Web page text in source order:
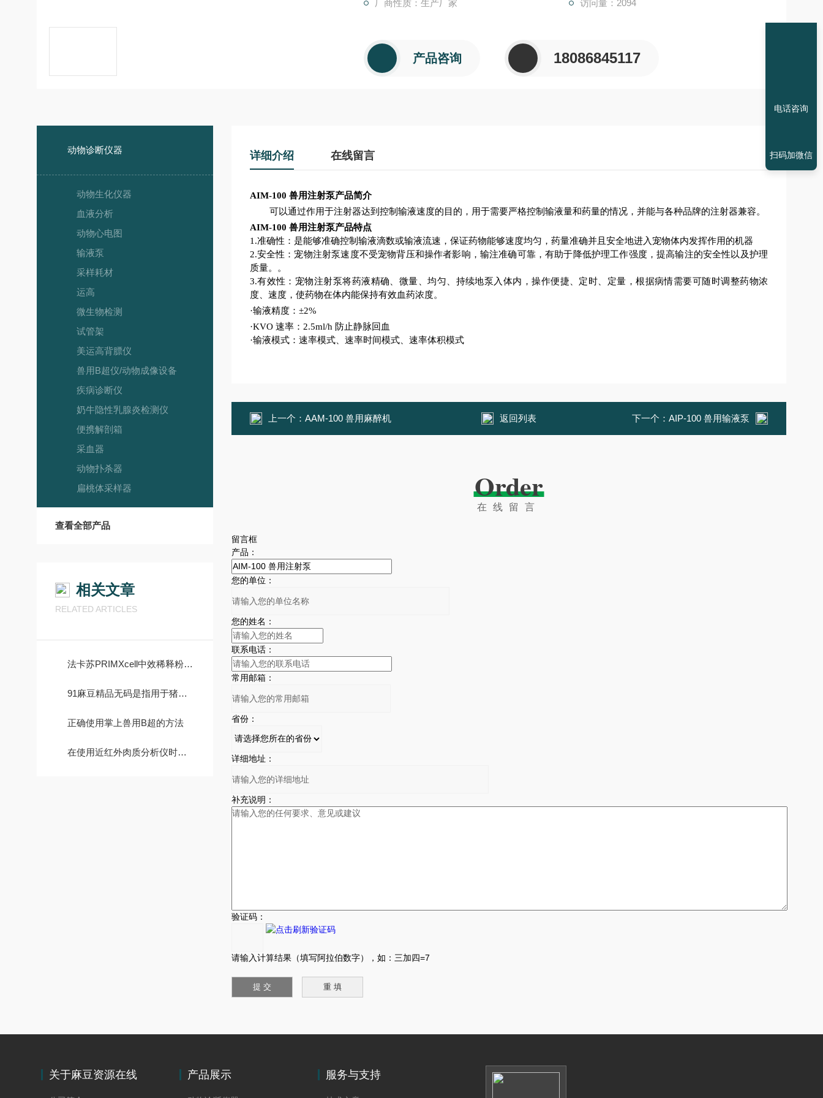
厂商性质：生产厂家 访问量：2094
产品咨询 18086845117
动物诊断仪器
动物生化仪器
血液分析
动物心电图
输液泵
采样耗材
运高
微生物检测
试管架
美运高背膘仪
兽用B超仪/动物成像设备
疾病诊断仪
奶牛隐性乳腺炎检测仪
便携解剖箱
采血器
动物扑杀器
扁桃体采样器
查看全部产品
相关文章
RELATED ARTICLES
法卡苏PRIMXcell中效稀释粉 猪用受精稀释粉详细说明
91麻豆精品无码是指用于猪仔断奶后的饲养设备
正确使用掌上兽用B超的方法
在使用近红外肉质分析仪时应注意什么？
详细介绍 在线留言
AIM-100 兽用注射泵产品简介
可以通过作用于注射器达到控制输液速度的目的，用于需要严格控制输液量和药量的情况， 并能与各种品牌的注射器兼容。
AIM-100 兽用注射泵产品特点
1.准确性： 是能够准确控制输液滴数或输液流速，保证药物能够速度均匀，药量准确并且安全地进入宠物体内发挥作用的机器
2.安全性：宠物注射泵速度不受宠物背压和操作者影响，输注准确可靠，有助于降低护理工作强度，提高输注的安全性以及护理
质量。。
3.有效性：宠物注射泵将药液精确、微量、均匀、持续地泵入体内，操作便捷、定时、定量，根据病情需要可随时调整药物浓
度、速度，使药物在体内能保持有效血药浓度。
·输液精度： ±2%
·KVO 速率：2.5ml/h 防止静脉回血
·输液模式：速率模式、速率时间模式、速率体积模式
上一个： AAM-100 兽用麻醉机 返回列表 下一个： AIP-100 兽用输液泵
Order
在线留言
留言框
产品：
您的单位：
您的姓名：
联系电话：
常用邮箱：
省份：
详细地址：
补充说明：
验证码：
请输入计算结果（填写阿拉伯数字），如：三加四=7
关于麻豆资源在线
产品展示 服务与支持
电话咨询
扫码加微信